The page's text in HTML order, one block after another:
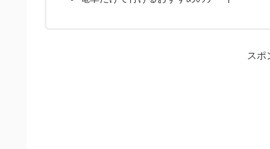
スポ